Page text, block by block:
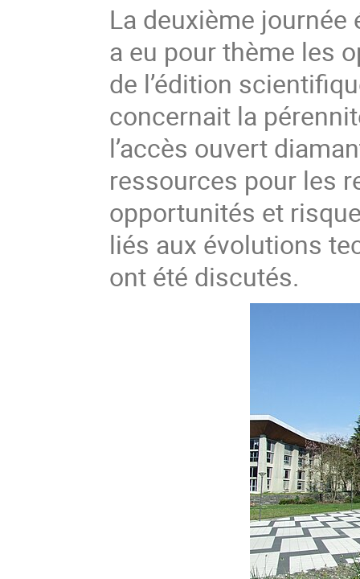
La deuxième journée
a eu pour thème les
de l’édition
concernait la
l’accès ouvert
ressources pour les
opportunités et
liés aux évolutions
ont été discutés.